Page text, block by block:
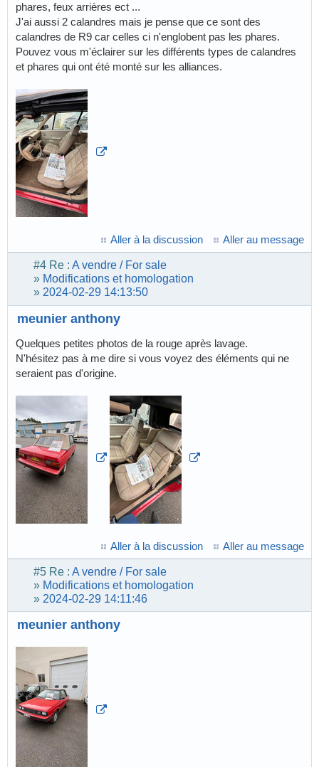
phares, feux arrières ect ...
J'ai aussi 2 calandres mais je pense que ce sont des
calandres de R9 car celles ci n'englobent pas les phares.
Pouvez vous m'éclairer sur les différents types de calandres
et phares qui ont été monté sur les alliances.
Aller à la discussion Aller au message
#4 Re : A vendre / For sale
» Modifications et homologation
» 2024-02-29 14:13:50
meunier anthony
Quelques petites photos de la rouge après lavage.
N'hésitez pas à me dire si vous voyez des éléments qui ne
seraient pas d'origine.
Aller à la discussion Aller au message
#5 Re : A vendre / For sale
» Modifications et homologation
» 2024-02-29 14:11:46
meunier anthony